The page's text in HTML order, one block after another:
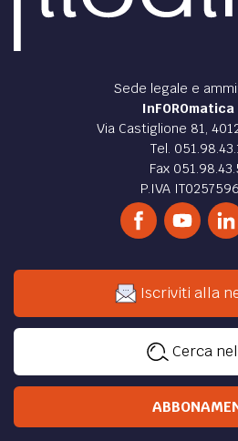
Sede legale e
InFOROmatica
Via Castiglione 81,
Tel.
Fax
P.IVA
Iscriviti alla
Cerca